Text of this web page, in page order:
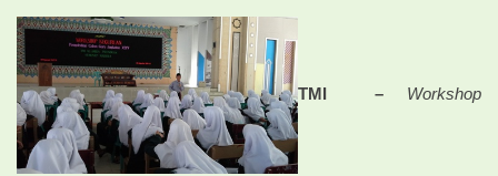
TMI – Workshop